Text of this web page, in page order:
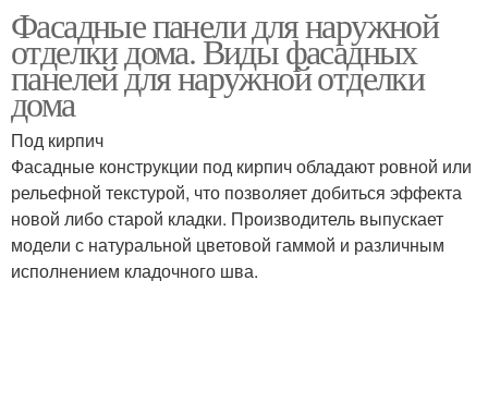
Фасадные панели для наружной
отделки дома. Виды фасадных
панелей для наружной отделки
дома
Под кирпич
Фасадные конструкции под кирпич обладают ровной или
рельефной текстурой, что позволяет добиться эффекта
новой либо старой кладки. Производитель выпускает
модели с натуральной цветовой гаммой и различным
исполнением кладочного шва.